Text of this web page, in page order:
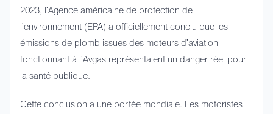
2023, l'Agence américaine de protection de
l'environnement (EPA) a officiellement conclu que les
émissions de plomb issues des moteurs d'aviation
fonctionnant à l'Avgas représentaient un danger réel pour
la santé publique.
Cette conclusion a une portée mondiale. Les motoristes